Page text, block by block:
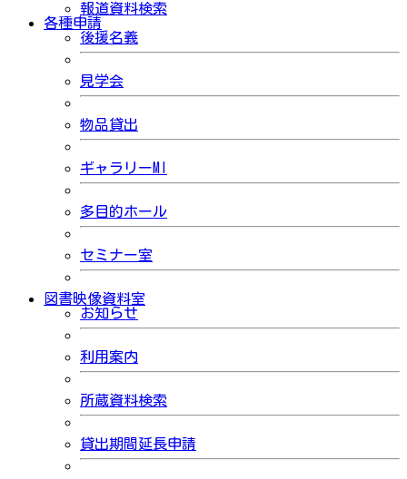
報道資料検索
各種申請
後援名義
見学会
物品貸出
ギャラリーMI
多目的ホール
セミナー室
図書映像資料室
お知らせ
利用案内
所蔵資料検索
貸出期間延長申請